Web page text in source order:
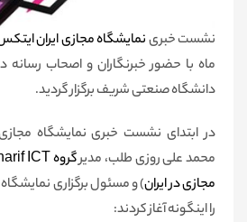
نشست خبرینمایشگاه مجازی ایران
ماه با حضور خبرنگاران و اصحاب
دانشگاه صنعتی شریف برگزار گردید.
در ابتدای نشست خبری نمایشگاه
محمد علی روزی ‌طلب، مدیرگروه SICT
مجازی در ایران) و مسئول برگزاری
را اینگونه آغاز کردند: